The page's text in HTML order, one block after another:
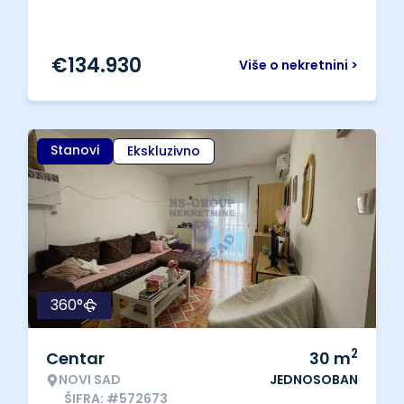
Više o nekretnini >
€134.930
Stanovi Ekskluzivno
360°
Centar
NOVI SAD
ŠIFRA: #572673
30 m2
JEDNOSOBAN